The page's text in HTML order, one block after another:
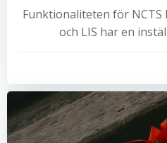
Funktionaliteten för NCTS
och LIS har en